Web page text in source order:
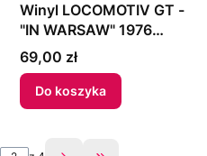
Winyl LOCOMOTIV GT -
"IN WARSAW" 1976
Poland
Cena
69,00 zł
Do koszyka